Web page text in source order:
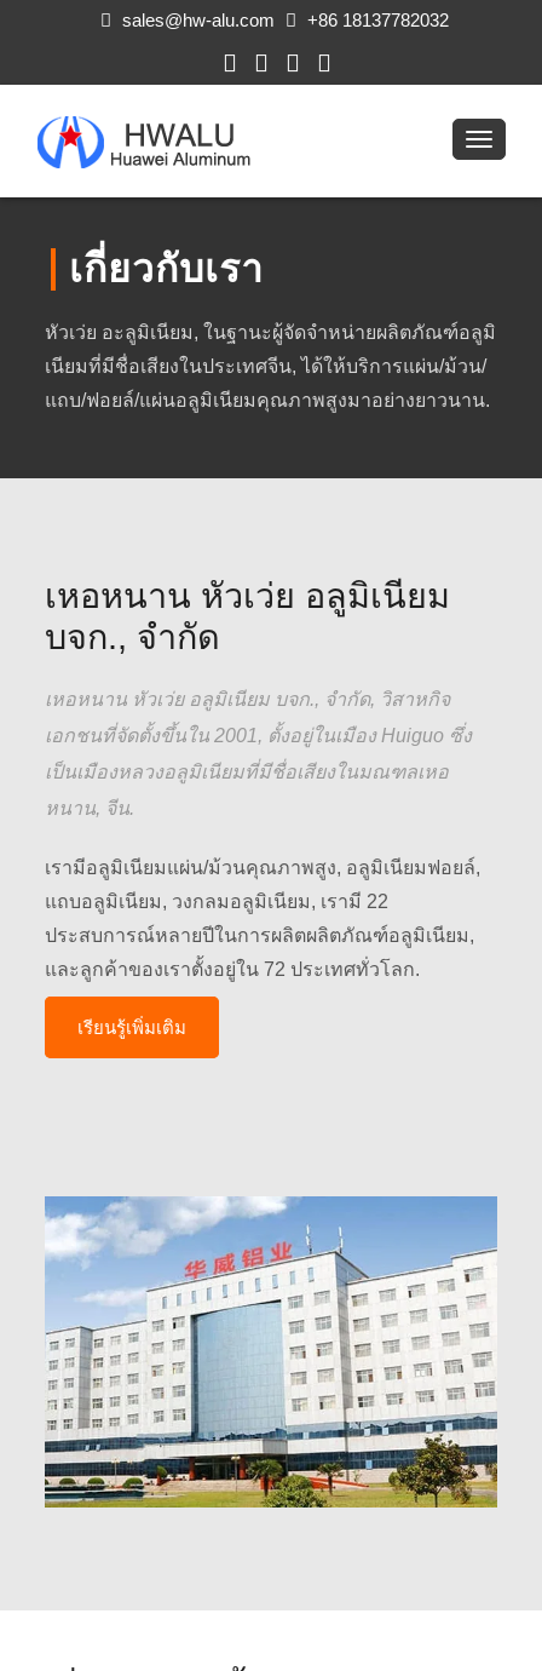
sales@hw-alu.com +86 18137782032
เกี่ยวกับเรา
หัวเว่ย อะลูมิเนียม, ในฐานะผู้จัดจำหน่ายผลิตภัณฑ์อลูมิ
เนียมที่มีชื่อเสียงในประเทศจีน, ได้ให้บริการแผ่น/ม้วน/
แถบ/ฟอยล์/แผ่นอลูมิเนียมคุณภาพสูงมาอย่างยาวนาน.
เหอหนาน หัวเว่ย อลูมิเนียม
บจก., จำกัด
เหอหนาน หัวเว่ย อลูมิเนียม บจก., จำกัด, วิสาหกิจ
เอกชนที่จัดตั้งขึ้นใน 2001, ตั้งอยู่ในเมือง Huiguo ซึ่ง
เป็นเมืองหลวงอลูมิเนียมที่มีชื่อเสียงในมณฑลเหอ
หนาน, จีน.
เรามีอลูมิเนียมแผ่น/ม้วนคุณภาพสูง, อลูมิเนียมฟอยล์,
แถบอลูมิเนียม, วงกลมอลูมิเนียม, เรามี 22
ประสบการณ์หลายปีในการผลิตผลิตภัณฑ์อลูมิเนียม,
และลูกค้าของเราตั้งอยู่ใน 72 ประเทศทั่วโลก.
เรียนรู้เพิ่มเติม